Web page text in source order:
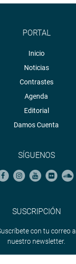
PORTAL
Inicio
Noticias
Contrastes
Agenda
Editorial
Damos Cuenta
SÍGUENOS
SUSCRIPCIÓN
con tu correo a
nuestro newsletter.